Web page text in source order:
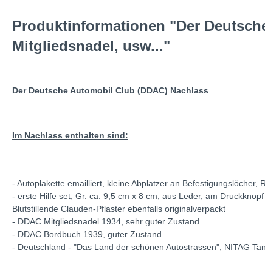
Produktinformationen "Der
Mitgliedsnadel, usw..."
Der Deutsche Automobil Club (DDAC) Nachlass
Im Nachlass enthalten sind:
- Autoplakette emailliert, kleine Abplatzer an
- erste Hilfe set, Gr. ca. 9,5 cm x 8 cm, aus Leder, am
Blutstillende Clauden-Pflaster ebenfalls originalverpackt
- DDAC Mitgliedsnadel 1934, sehr guter Zustand
- DDAC Bordbuch 1939, guter Zustand
- Deutschland - "Das Land der schönen Autostrassen", NITAG